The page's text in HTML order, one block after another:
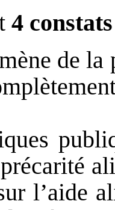
4
de
l’aide